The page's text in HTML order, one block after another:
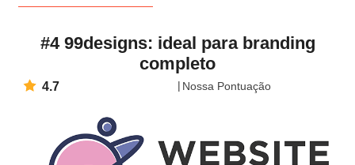
#4 99designs: ideal para branding
completo
4.7 Nossa Pontuação